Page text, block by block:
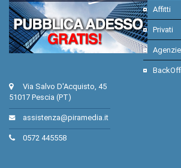
Via Salvo D'Acquisto, 45
51017 Pescia (PT)
assistenza@piramedia.it
0572 445558
Affitti
Privati
Agenzie